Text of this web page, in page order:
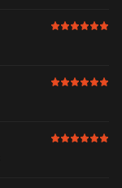
6 av 6 i
6 av 6 i
6 av 6 i